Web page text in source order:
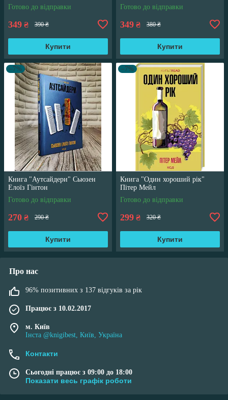
Готово до відправки
349 ₴ 390 ₴
Купити
Готово до відправки
349 ₴ 380 ₴
Купити
–7%
Книга "Аутсайдери" Сьюзен
Елоїз Гінтон
Готово до відправки
270 ₴ 290 ₴
Купити
–7%
Книга "Один хороший рік"
Пітер Мейл
Готово до відправки
299 ₴ 320 ₴
Купити
Про нас
96% позитивних з 137 відгуків за рік
Працює з 10.02.2017
м. Київ
Інста @knigibest, Київ, Україна
Контакти
Сьогодні працює з 09:00 до 18:00
Показати весь графік роботи